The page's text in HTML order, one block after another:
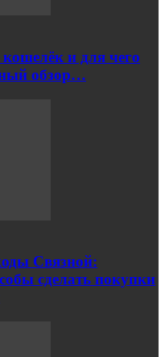
и для чего
обзор…
Связной:
сделать покупки